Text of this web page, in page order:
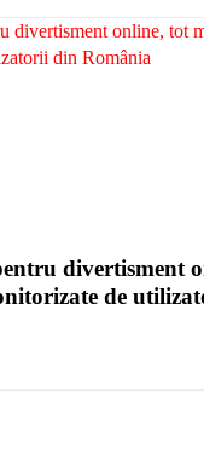
divertisment
de